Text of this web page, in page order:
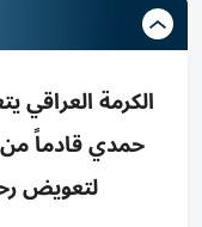
الكرمة العراقي
حمدي قادماً
لتعويض